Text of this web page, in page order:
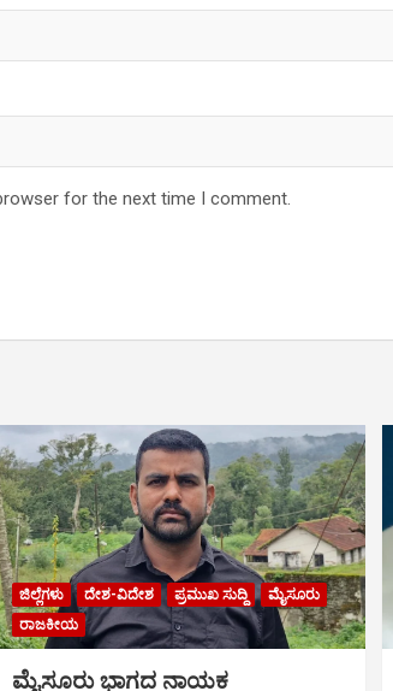
for the next time I comment.
ಜಿಲ್ಲೆಗಳು ದೇಶ-ವಿದೇಶ ಪ್ರಮುಖ ಸುದ್ದಿ
ಮೈಸೂರು
ರಾಜಕೀಯ
ಮೈಸೂರು ಭಾಗದ ನಾಯಕ